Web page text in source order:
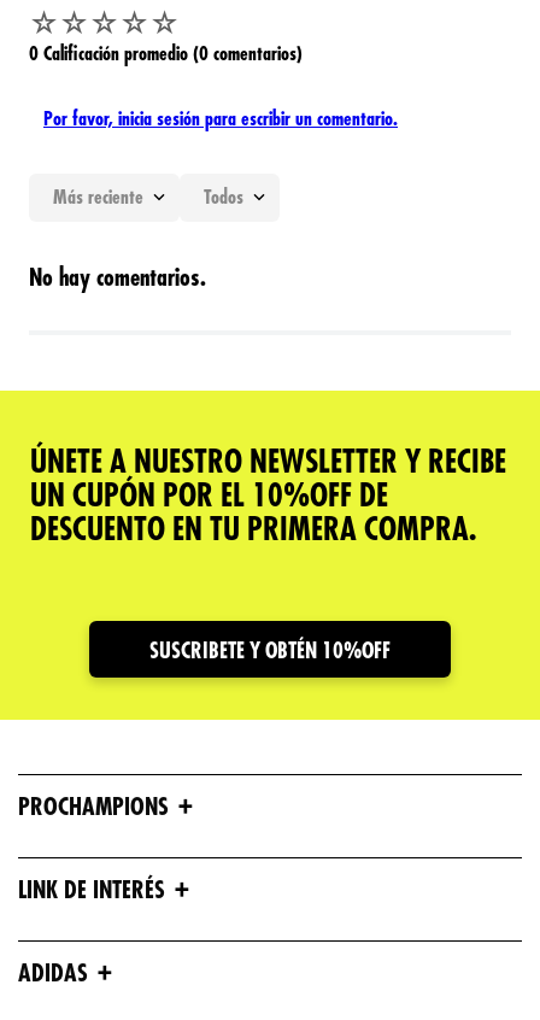
☆☆☆☆☆
0 Calificación promedio (0 comentarios)
Por favor, inicia sesión para escribir un comentario.
Más reciente Todos
No hay comentarios.
ÚNETE A NUESTRO NEWSLETTER Y RECIBE
UN CUPÓN POR EL 10%OFF DE
DESCUENTO EN TU PRIMERA COMPRA.
SUSCRIBETE Y OBTÉN 10%OFF
PROCHAMPIONS +
LINK DE INTERÉS +
ADIDAS +